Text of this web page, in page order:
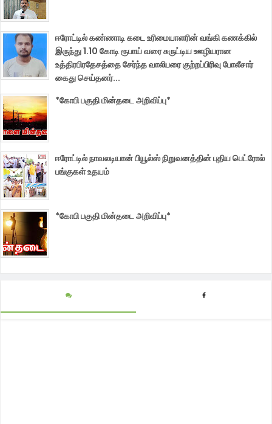
ஈரோட்டில் கண்ணாடி கடை உரிமையாளரின் வங்கி கணக்கில்
இருந்து 1.10 கோடி ரூபாய் வரை சுருட்டிய ஊழியரான
உத்திரபிரதேசத்தை சேர்ந்த வாலிபரை குற்றப்பிரிவு போலீசார்
கைது செய்தனர்...
*கோபி பகுதி மின்தடை அறிவிப்பு*
ஈரோட்டில் நாவலடியான் பியூல்ஸ் நிறுவனத்தின் புதிய பெட்ரோல்
பங்குகள் உதயம்
*கோபி பகுதி மின்தடை அறிவிப்பு*